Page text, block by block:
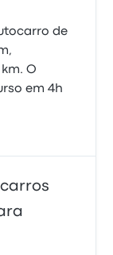
de
O
em 4h